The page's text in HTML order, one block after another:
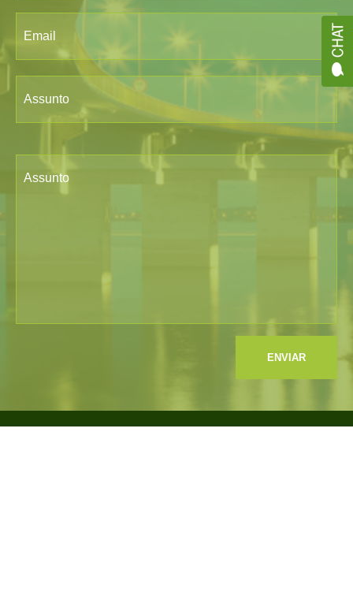
Email
Assunto
Assunto
ENVIAR